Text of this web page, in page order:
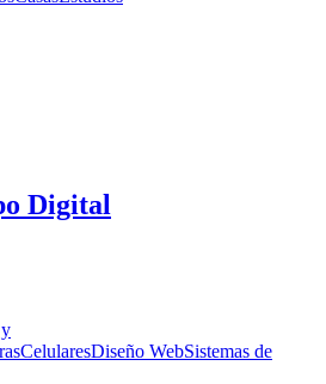
Digital
CelularesDiseño WebSistemas de